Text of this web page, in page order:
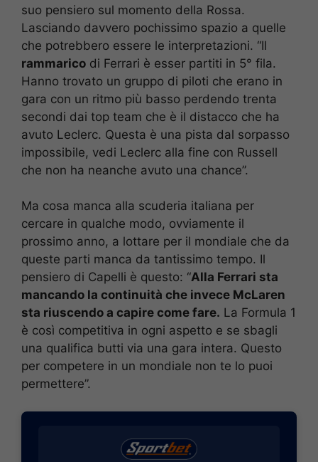
suo pensiero sul momento della Rossa.
Lasciando davvero pochissimo spazio a quelle
che potrebbero essere le interpretazioni. “Il
rammarico di Ferrari è esser partiti in 5° fila.
Hanno trovato un gruppo di piloti che erano in
gara con un ritmo più basso perdendo trenta
secondi dai top team che è il distacco che ha
avuto Leclerc. Questa è una pista dal sorpasso
impossibile, vedi Leclerc alla fine con Russell
che non ha neanche avuto una chance”.
Ma cosa manca alla scuderia italiana per
cercare in qualche modo, ovviamente il
prossimo anno, a lottare per il mondiale che da
queste parti manca da tantissimo tempo. Il
pensiero di Capelli è questo: “Alla Ferrari sta
mancando la continuità che invece McLaren
sta riuscendo a capire come fare. La Formula 1
è così competitiva in ogni aspetto e se sbagli
una qualifica butti via una gara intera. Questo
per competere in un mondiale non te lo puoi
permettere”.